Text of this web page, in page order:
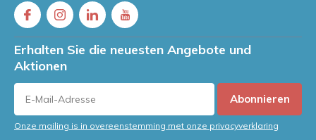
Erhalten Sie die neuesten Angebote und
Aktionen
Abonnieren
Onze mailing is in overeenstemming met onze privacyverklaring